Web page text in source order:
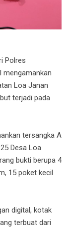
Polres
mengamankan
Loa Janan
terjadi pada
tersangka A
Desa Loa
bukti berupa 4
15 poket kecil
digital, kotak
terbuat dari